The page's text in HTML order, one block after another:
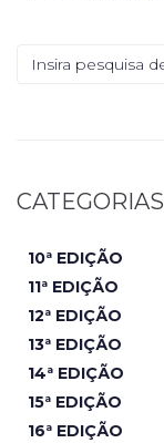
CATEGORIAS
10ª EDIÇÃO
11ª EDIÇÃO
12ª EDIÇÃO
13ª EDIÇÃO
14ª EDIÇÃO
15ª EDIÇÃO
16ª EDIÇÃO